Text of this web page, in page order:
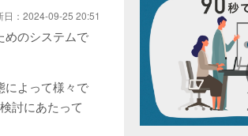
： 2024-09-25 20:51
めのシステムで
によって様々で
討にあたって